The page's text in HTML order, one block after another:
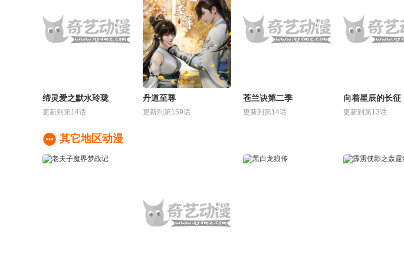
缔灵爱之默水玲珑
更新到第14话
丹道至尊
更新到第159话
苍兰诀第二季
更新到第14话
向着星辰的长征
更新到第13话
 其它地区动漫